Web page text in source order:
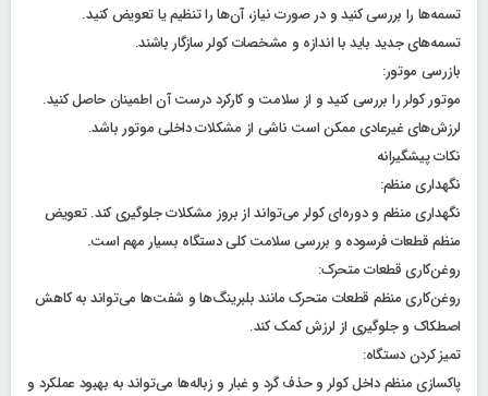
تسمه‌ها را بررسی کنید و در صورت نیاز، آن‌ها را تنظیم یا تعویض کنید.
تسمه‌های جدید باید با اندازه و مشخصات کولر سازگار باشند.
بازرسی موتور:
موتور کولر را بررسی کنید و از سلامت و کارکرد درست آن اطمینان حاصل کنید.
لرزش‌های غیرعادی ممکن است ناشی از مشکلات داخلی موتور باشد.
نکات پیشگیرانه
نگهداری منظم:
نگهداری منظم و دوره‌ای کولر می‌تواند از بروز مشکلات جلوگیری کند. تعویض
منظم قطعات فرسوده و بررسی سلامت کلی دستگاه بسیار مهم است.
روغن‌کاری قطعات متحرک:
روغن‌کاری منظم قطعات متحرک مانند بلبرینگ‌ها و شفت‌ها می‌تواند به کاهش
اصطکاک و جلوگیری از لرزش کمک کند.
تمیز کردن دستگاه:
پاکسازی منظم داخل کولر و حذف گرد و غبار و زباله‌ها می‌تواند به بهبود عملکرد و